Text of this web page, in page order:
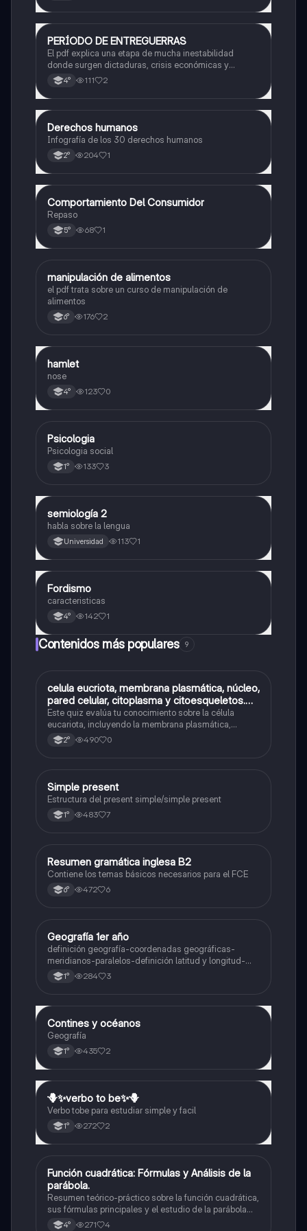
Historia
PERÍODO DE ENTREGUERRAS
El pdf explica una etapa de mucha inestabilidad
donde surgen dictaduras, crisis económicas y
tensiones que terminan provocando una guerra a nivel
mundial. También analiza los cambios políticos y
sociales que ocurrieron en ese tiempo.
4° 111 2
Otros
Derechos humanos
Infografía de los 30 derechos humanos
2° 204 1
Otros
Comportamiento Del Consumidor
Repaso
5° 68 1
Otros
manipulación de alimentos
el pdf trata sobre un curso de manipulación de
alimentos
6° 176 2
Otros
hamlet
nose
4° 123 0
Otros
Psicologia
Psicologia social
1° 133 3
Otros
semiología 2
habla sobre la lengua
Universidad 113 1
Otros
Fordismo
caracteristicas
4° 142 1
Contenidos más populares 9
CBiología
celula eucriota, membrana plasmática, núcleo,
pared celular, citoplasma y citoesqueletos.
nombre se las partes de la celula eucariota
Este quiz evalúa tu conocimiento sobre la célula
eucariota, incluyendo la membrana plasmática,
núcleo, pared celular, citoplasma y citoesqueleto.
2° 490 0
Inglés
Simple present
Estructura del present simple/simple present
1° 483 7
Inglés
Resumen gramática inglesa B2
Contiene los temas básicos necesarios para el FCE
6° 472 6
Geografía
Geografía 1er año
definición geografía-coordenadas geográficas-
meridianos-paralelos-definición latitud y longitud-
elementos del mapa-definición mapa-localización
relativa y absoluta
1° 284 3
Geografía
Contines y océanos
Geografía
1° 435 2
Inglés
🪻✨️verbo to be✨️🪻
Verbo tobe para estudiar simple y facil
1° 272 2
Matemáticas
Función cuadrática: Fórmulas y Análisis de la
parábola.
Resumen teórico-práctico sobre la función cuadrática,
sus fórmulas principales y el estudio de la parábola
como representación gráfica.Incluye desarrollo de la
4° 271 4